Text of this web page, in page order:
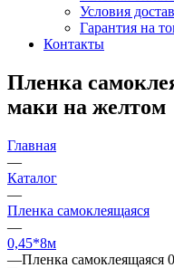
Условия
Гарантия на
Контакты
Пленка
маки на желтом
Главная
—
Каталог
—
Пленка самоклеящаяся
—
0,45*8м
—Пленка самоклеящаяся